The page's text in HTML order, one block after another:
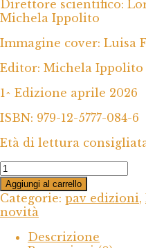
Direttore scientifico:
Michela Ippolito
Immagine cover: Luisa
Editor: Michela Ippolito
1^ Edizione aprile 2026
ISBN: 979-12-5777-084-6
Età di lettura
ENIGMA
REGIS
quantità
Aggiungi al carrello
Categorie: pav edizioni,
novità
Descrizione